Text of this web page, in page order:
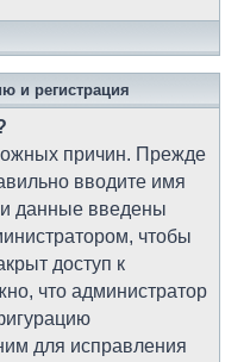
и регистрация
причин. Прежде
вводите имя
данные введены
чтобы
доступ к
что администратор
для исправления